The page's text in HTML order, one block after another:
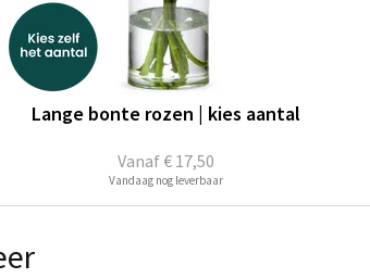
Vanaf€ 17,50
Lange bonte rozen | kies aantal
Vandaag nog leverbaar